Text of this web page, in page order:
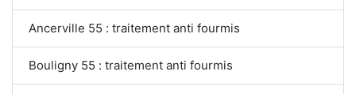
Ancerville 55 : traitement anti fourmis
Bouligny 55 : traitement anti fourmis